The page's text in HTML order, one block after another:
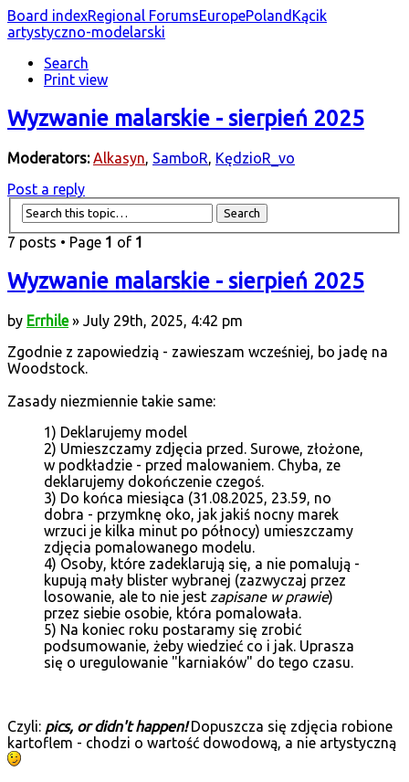
Board indexRegional ForumsEuropePoland Kącik
artystyczno-modelarski
Search
Print view
Wyzwanie malarskie - sierpień 2025
Moderators: Alkasyn, SamboR, KędzioR_vo
Post a reply
7 posts • Page 1 of 1
Wyzwanie malarskie - sierpień 2025
by Errhile» July 29th, 2025, 4:42 pm
Zgodnie z zapowiedzią - zawieszam wcześniej, bo jadę na
Woodstock.
Zasady niezmiennie takie same:
1) Deklarujemy model
2) Umieszczamy zdjęcia przed. Surowe, złożone,
w podkładzie - przed malowaniem. Chyba, ze
deklarujemy dokończenie czegoś.
3) Do końca miesiąca (31.08.2025, 23.59, no
dobra - przymknę oko, jak jakiś nocny marek
wrzuci je kilka minut po północy) umieszczamy
zdjęcia pomalowanego modelu.
4) Osoby, które zadeklarują się, a nie pomalują -
kupują mały blister wybranej (zazwyczaj przez
losowanie, ale to nie jest zapisane w prawie)
przez siebie osobie, która pomalowała.
5) Na koniec roku postaramy się zrobić
podsumowanie, żeby wiedzieć co i jak. Uprasza
się o uregulowanie "karniaków" do tego czasu.
Czyli: pics, or didn't happen!Dopuszcza się zdjęcia robione
kartoflem - chodzi o wartość dowodową, a nie artystyczną